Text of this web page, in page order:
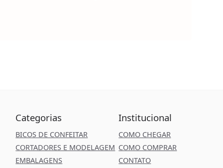
Categorias
BICOS DE CONFEITAR
CORTADORES E MODELAGEM
EMBALAGENS
Institucional
COMO CHEGAR
COMO COMPRAR
CONTATO